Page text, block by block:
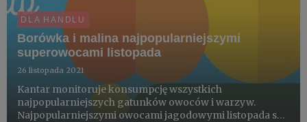
DLA HANDLU
Borówka i malina najpopularniejszymi
superowocami listopada
26 listopada 2021
Kantar monitoruje konsumpcję wszystkich
najpopularniejszych gatunków owoców i warzyw.
Najpopularniejszymi owocami jagodowymi listopada są